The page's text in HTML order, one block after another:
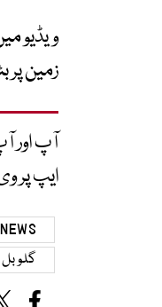
ویڈیو
زمین پر
آپ اور
ایپ پر